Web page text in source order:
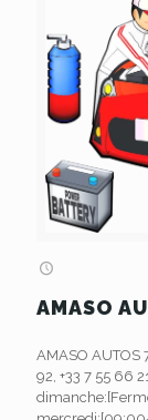
AMASO
AMASO AUTOS
92, +33 7 55 66